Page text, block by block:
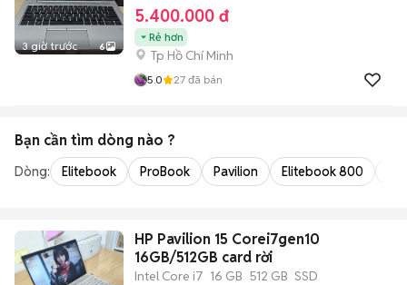
3 giờ trước 6
5.400.000 đ
Rẻ hơn
Tp Hồ Chí Minh
5.0 27 đã bán
Bạn cần tìm dòng nào ?
Dòng: Elitebook ProBook Pavilion Elitebook 800
HP Pavilion 15 Corei7gen10
16GB/512GB card rời
Intel Core i7 16 GB 512 GB SSD